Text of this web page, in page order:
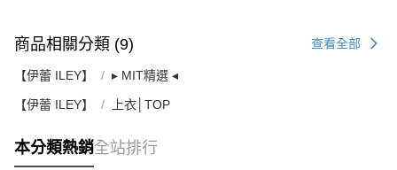
商品相關分類 (9) 查看全部
【伊蕾 ILEY】 ▸ MIT精選 ◂
【伊蕾 ILEY】 上衣│TOP
本分類熱銷全站排行